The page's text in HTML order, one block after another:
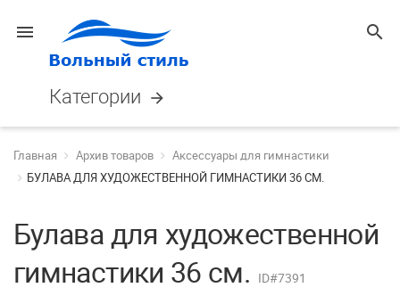
menu search
Категории arrow_forward
Главная Архив товаров
Аксессуары для гимнастики
БУЛАВА ДЛЯ ХУДОЖЕСТВЕННОЙ ГИМНАСТИКИ 36 СМ.
Булава для художественной
гимнастики 36 см. ID#7391